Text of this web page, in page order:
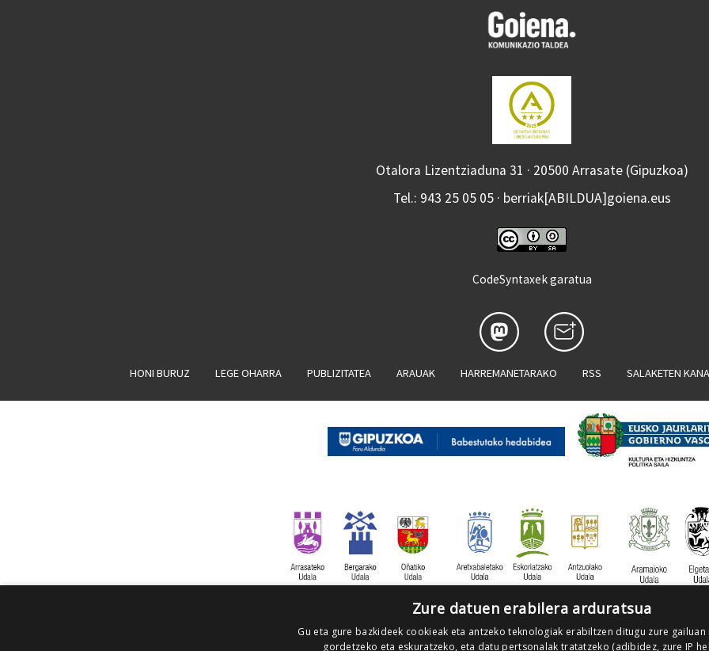
Otalora Lizentziaduna 31 · 20500 Arrasate (Gipuzkoa)
Tel.: 943 25 05 05 · berriak[ABILDUA]goiena.eus
CodeSyntaxek garatua
HONI BURUZ LEGE OHARRA PUBLIZITATEA ARAUAK HARREMANETARAKO RSS SALAKETEN
Zure datuen erabilera arduratsua
Gu eta gure bazkideek cookieak eta antzeko teknologiak erabiltzen ditugu zure
gordetzeko eta eskuratzeko, eta datu pertsonalak tratatzeko (adibidez, zure IP